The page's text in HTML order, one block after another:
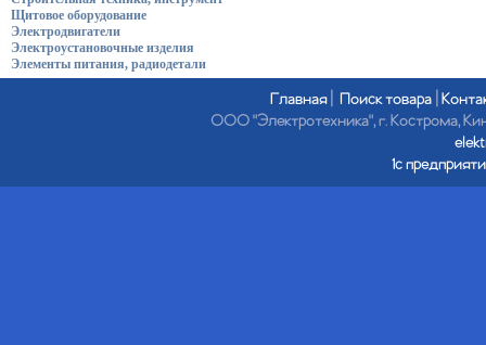
Щитовое оборудование
Электродвигатели
Электроустановочные изделия
Элементы питания, радиодетали
Главная| Поиск товара
ООО "Электротехника", г. Кострома,
1с